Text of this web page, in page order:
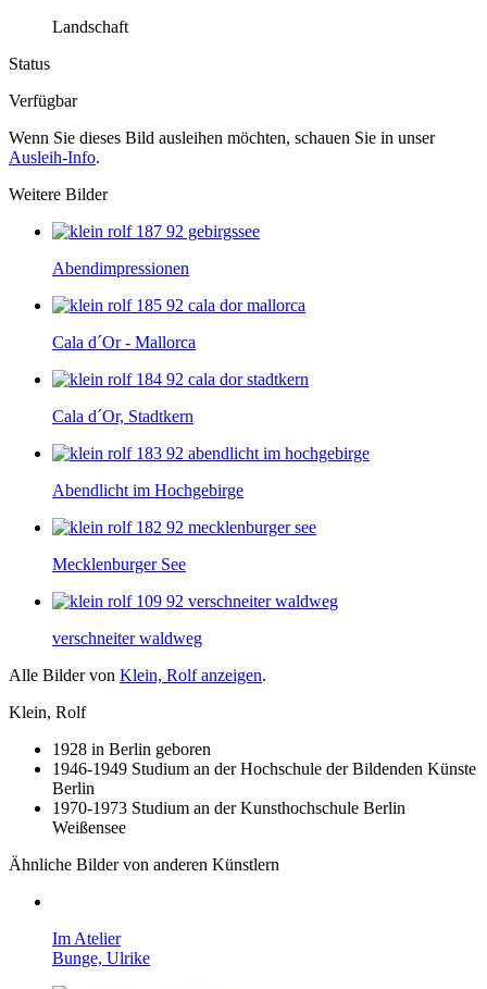
Landschaft
Status
Verfügbar
Wenn Sie dieses Bild ausleihen möchten, schauen Sie in unser
Ausleih-Info.
Weitere Bilder
Abend­impressionen
Cala d´Or - Mallorca
Cala d´Or, Stadtkern
Abendlicht im Hochgebirge
Mecklenburger See
verschneiter waldweg
Alle Bilder von Klein, Rolf anzeigen.
Klein, Rolf
1928 in Berlin geboren
1946-1949 Studium an der Hochschule der Bildenden Künste
Berlin
1970-1973 Studium an der Kunsthochschule Berlin
Weißensee
Ähnliche Bilder von anderen Künstlern
Im Atelier
Bunge, Ulrike